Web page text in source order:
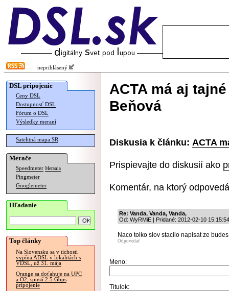
neprihlásený
DSL pripojenie
Ceny DSL
Dostupnosť DSL
Fórum o DSL
Výsledky meraní
Satelitná mapa SR
Merače
Speedmeter Merania
Pingmeter
Googlemeter
Hľadanie
Top články
Na Slovensku sa v tichosti
vypína ADSL v lokalitách s
VDSL, už 31. mája
Orange sa doťahuje na UPC
a O2, spustí 2.5 Gbps
pripojenie
ACTA má aj
Beňová
Diskusia k článku: ACTA
Prispievajte do diskusií ako
Komentár, na ktorý
Re: Vanda, Vanda, Vanda,
Od: WyRMiE | Pridané: 2012-02-10 15:15:54
Naco tolko slov stacilo napisat ze
Odpovedať
Meno:
Titulok: